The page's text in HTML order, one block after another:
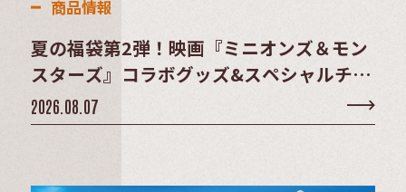
商品情報
夏の福袋第2弾！映画『ミニオンズ＆モン
スターズ』コラボグッズ&スペシャルチケ
ットセット登場！
2026.08.07